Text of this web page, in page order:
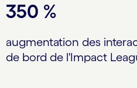
350 %
augmentation des
de bord de l'Impact